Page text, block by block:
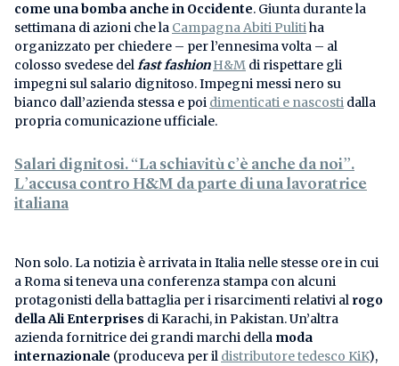
come una bomba anche in Occidente. Giunta durante la
settimana di azioni che la Campagna Abiti Pulitiha
organizzato per chiedere – per l’ennesima volta – al
colosso svedese delfast fashion H&M di rispettare gli
impegni sul salario dignitoso. Impegni messi nero su
bianco dall’azienda stessa e poi dimenticati e nascosti dalla
propria comunicazione ufficiale.
Salari dignitosi. “La schiavitù c’è anche da noi”.
L’accusa contro H&M da parte di una lavoratrice
italiana
Non solo. La notizia è arrivata in Italia nelle stesse ore in cui
a Roma si teneva una conferenza stampa con alcuni
protagonisti della battaglia per i risarcimenti relativi al rogo
della Ali Enterprises di Karachi, in Pakistan. Un’altra
azienda fornitrice dei grandi marchi della moda
internazionale (produceva per il distributore tedesco KiK),